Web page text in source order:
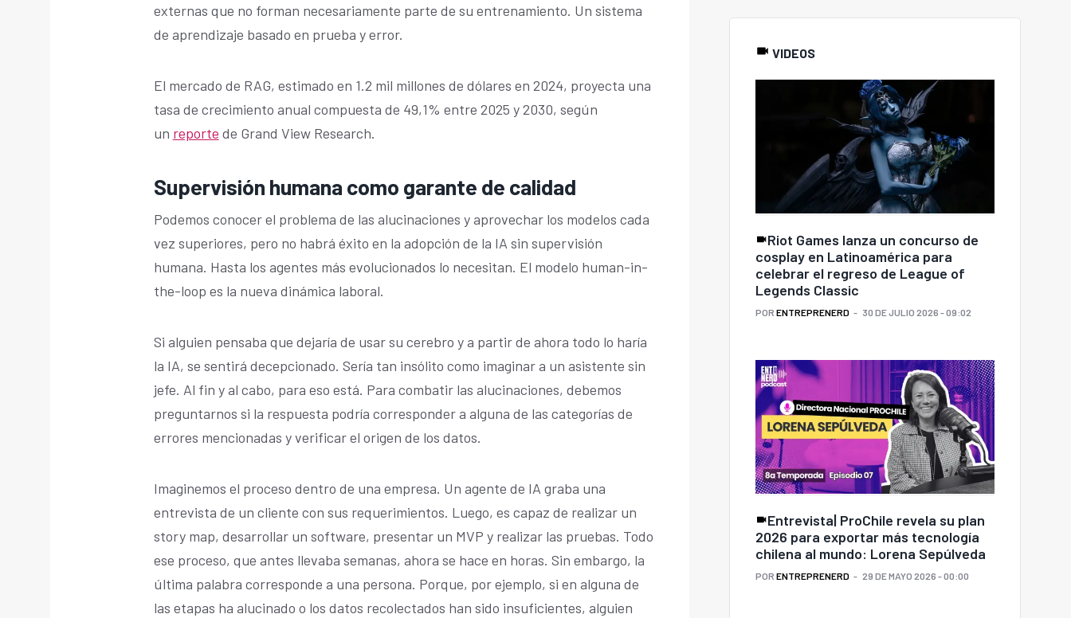
externas que no forman necesariamente parte de su entrenamiento. Un sistema
de aprendizaje basado en prueba y error.
El mercado de RAG, estimado en 1.2 mil millones de dólares en 2024, proyecta una
tasa de crecimiento anual compuesta de 49,1% entre 2025 y 2030, según
un reporte de Grand View Research.
Supervisión humana como garante de calidad
Podemos conocer el problema de las alucinaciones y aprovechar los modelos cada
vez superiores, pero no habrá éxito en la adopción de la IA sin supervisión
humana. Hasta los agentes más evolucionados lo necesitan. El modelo human-in-
the-loop es la nueva dinámica laboral.
Si alguien pensaba que dejaría de usar su cerebro y a partir de ahora todo lo haría
la IA, se sentirá decepcionado. Sería tan insólito como imaginar a un asistente sin
jefe. Al fin y al cabo, para eso está. Para combatir las alucinaciones, debemos
preguntarnos si la respuesta podría corresponder a alguna de las categorías de
errores mencionadas y verificar el origen de los datos.
Imaginemos el proceso dentro de una empresa. Un agente de IA graba una
entrevista de un cliente con sus requerimientos. Luego, es capaz de realizar un
story map, desarrollar un software, presentar un MVP y realizar las pruebas. Todo
ese proceso, que antes llevaba semanas, ahora se hace en horas. Sin embargo, la
última palabra corresponde a una persona. Porque, por ejemplo, si en alguna de
las etapas ha alucinado o los datos recolectados han sido insuficientes, alguien
VIDEOS
Riot Games lanza un concurso de
cosplay en Latinoamérica para
celebrar el regreso de League of
Legends Classic
POR ENTREPRENERD 30 DE JULIO 2026 - 09:02
Entrevista| ProChile revela su plan
2026 para exportar más tecnología
chilena al mundo: Lorena Sepúlveda
POR ENTREPRENERD 29 DE MAYO 2026 - 00:00